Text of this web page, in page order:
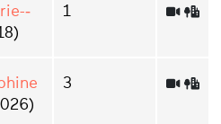
1
3